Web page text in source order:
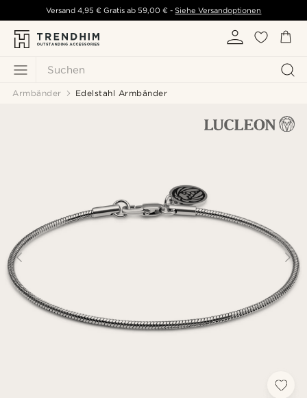
Suchen
Versand 4,95 € Gratis ab59,00 € - Siehe Versandoptionen
Armbänder Edelstahl Armbänder